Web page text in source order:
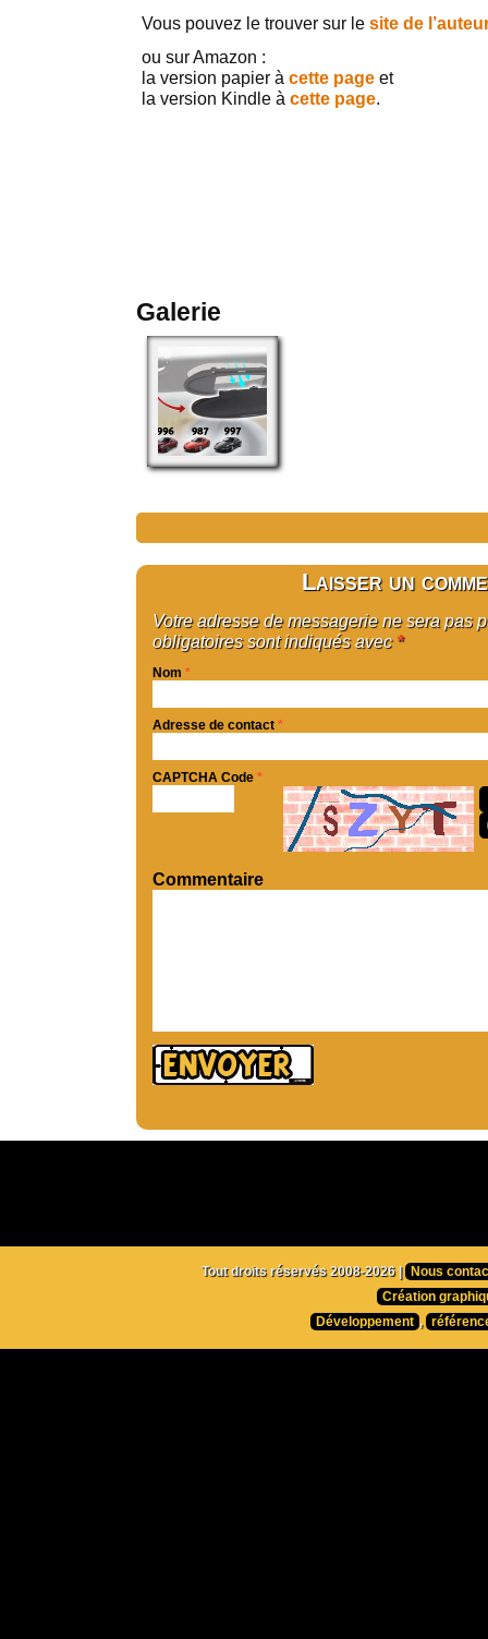
Vous pouvez le trouver sur le site de
ou sur Amazon :
la version papier à cette page et
la version Kindle à cette page.
Galerie
Laisser un
Votre adresse de messagerie ne sera pas
obligatoires sont indiqués avec *
Nom *
Adresse de contact *
CAPTCHA Code *
Commentaire
Tout droits réservés 2008-2026 |
Nous
Création
Développement ,